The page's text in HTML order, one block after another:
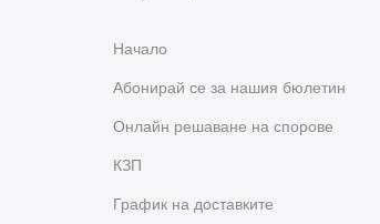
Начало
Абонирай се за нашия бюлетин
Oнлайн решаване на спорове
КЗП
График на доставките